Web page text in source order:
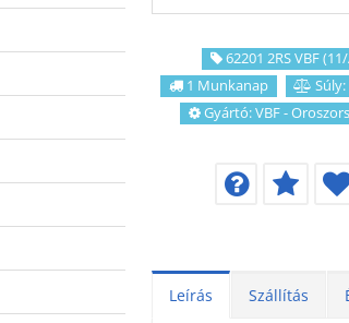
62201 2RS VBF
1 Munkanap
Gyártó:VBF -
Leírás Szállítás